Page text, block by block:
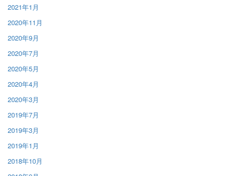
2021年1月
2020年11月
2020年9月
2020年7月
2020年5月
2020年4月
2020年3月
2019年7月
2019年3月
2019年1月
2018年10月